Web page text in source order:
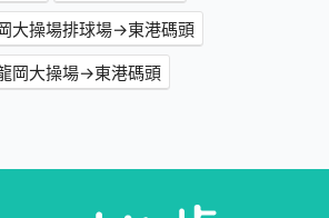
大操場排球場→東港碼頭
岡大操場→東港碼頭